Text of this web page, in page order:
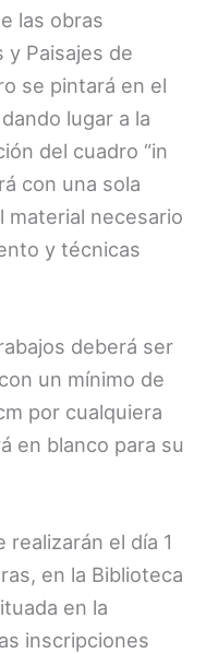
las obras
y Paisajes de
se pintará en el
lugar a la
del cuadro “in
con una sola
material necesario
y técnicas
deberá ser
un mínimo de
por cualquiera
en blanco para su
el día 1
en la Biblioteca
en la
inscripciones